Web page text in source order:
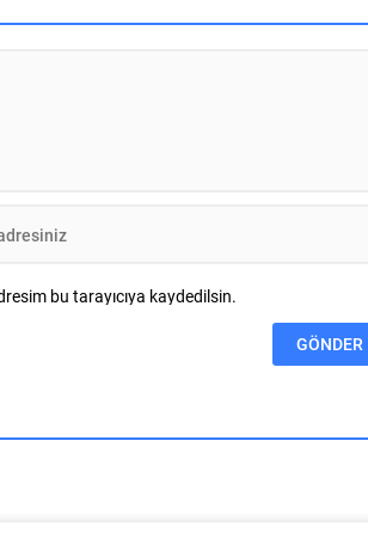
vermeden devam ediyor. Zümrütevler
bu tarayıcıya kaydedilsin.